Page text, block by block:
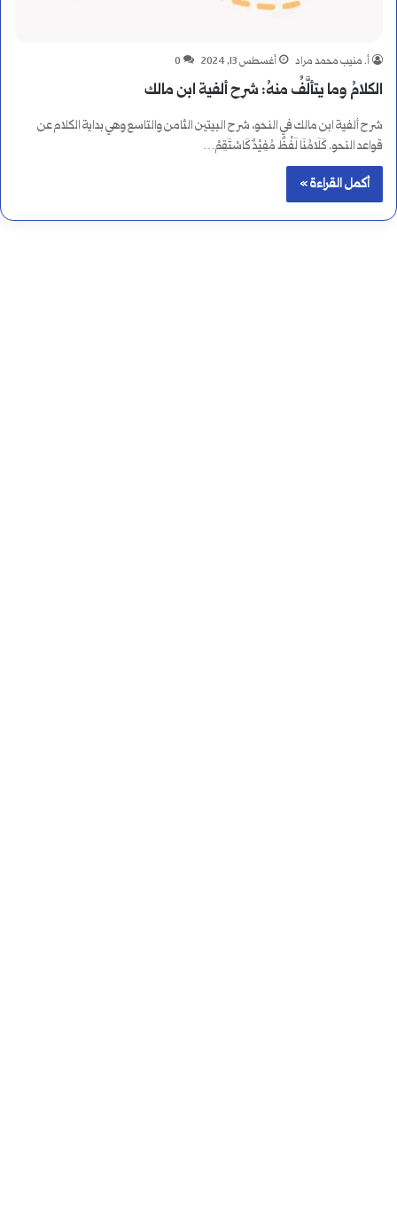
أ. منيب محمد مراد أغسطس 13, 2024 0
الكلامُ وما يتألَّفُ منهُ: شرح ألفية ابن مالك
شرح ألفية ابن مالك في النحو، شرح البيتين الثامن والتاسع وهي بداية الكلام عن
قواعد النحو. كَلَامُنَا لَفْظٌ مُفِيْدٌ كَاسْتَقِمْ…
أكمل القراءة »